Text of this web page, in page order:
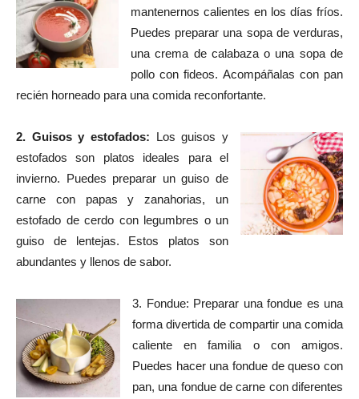
mantenernos calientes en los días fríos.
Puedes preparar una sopa de verduras,
una crema de calabaza o una sopa de
pollo con fideos. Acompáñalas con pan
recién horneado para una comida reconfortante.
2. Guisos y estofados: Los guisos y
estofados son platos ideales para el
invierno. Puedes preparar un guiso de
carne con papas y zanahorias, un
estofado de cerdo con legumbres o un
guiso de lentejas. Estos platos son
abundantes y llenos de sabor.
3. Fondue: Preparar una fondue es una
forma divertida de compartir una comida
caliente en familia o con amigos.
Puedes hacer una fondue de queso con
pan, una fondue de carne con diferentes